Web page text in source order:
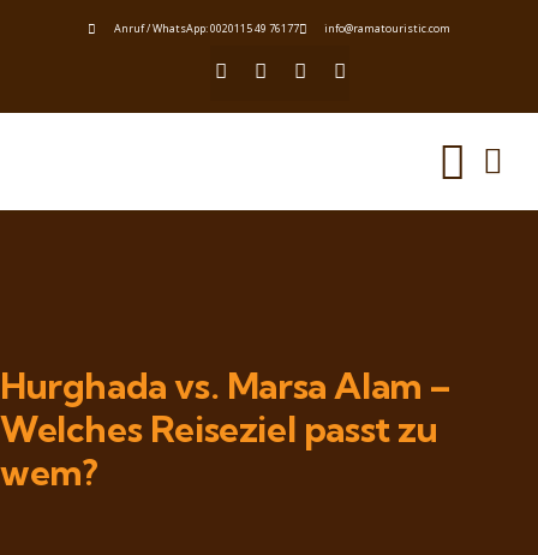
Anruf / WhatsApp: 0020115 49 76177 info@ramatouristic.com
Hurghada vs. Marsa Alam –
Welches Reiseziel passt zu
wem?